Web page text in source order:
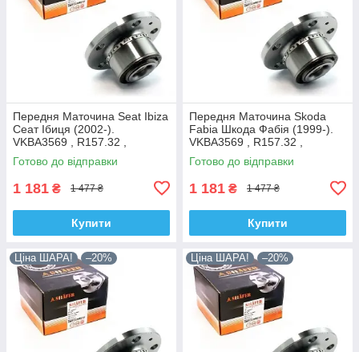
Передня Маточина Seat Ibiza
Сеат Ібиця (2002-).
VKBA3569 , R157.32 ,
713610470. Shafer Австрія
Готово до відправки
1 181 ₴ 1 477 ₴
Купити
Передня Маточина Skoda
Fabia Шкода Фабія (1999-).
VKBA3569 , R157.32 ,
713610470. Shafer Австрія
Готово до відправки
1 181 ₴ 1 477 ₴
Купити
Ціна ШАРА! –20% Ціна ШАРА! –20%